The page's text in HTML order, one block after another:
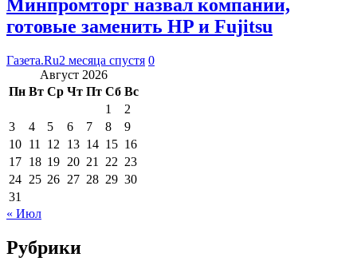
Минпромторг назвал компании,
готовые заменить HP и Fujitsu
Газета.Ru2 месяца спустя 0
Август 2026
Пн Вт Ср Чт Пт Сб Вс
1
2
3
4 5 6 7 8
9
10 11 12 13 14 15 16
17 18 19 20 21 22 23
24 25 26 27 28 29 30
31
« Июл
Рубрики